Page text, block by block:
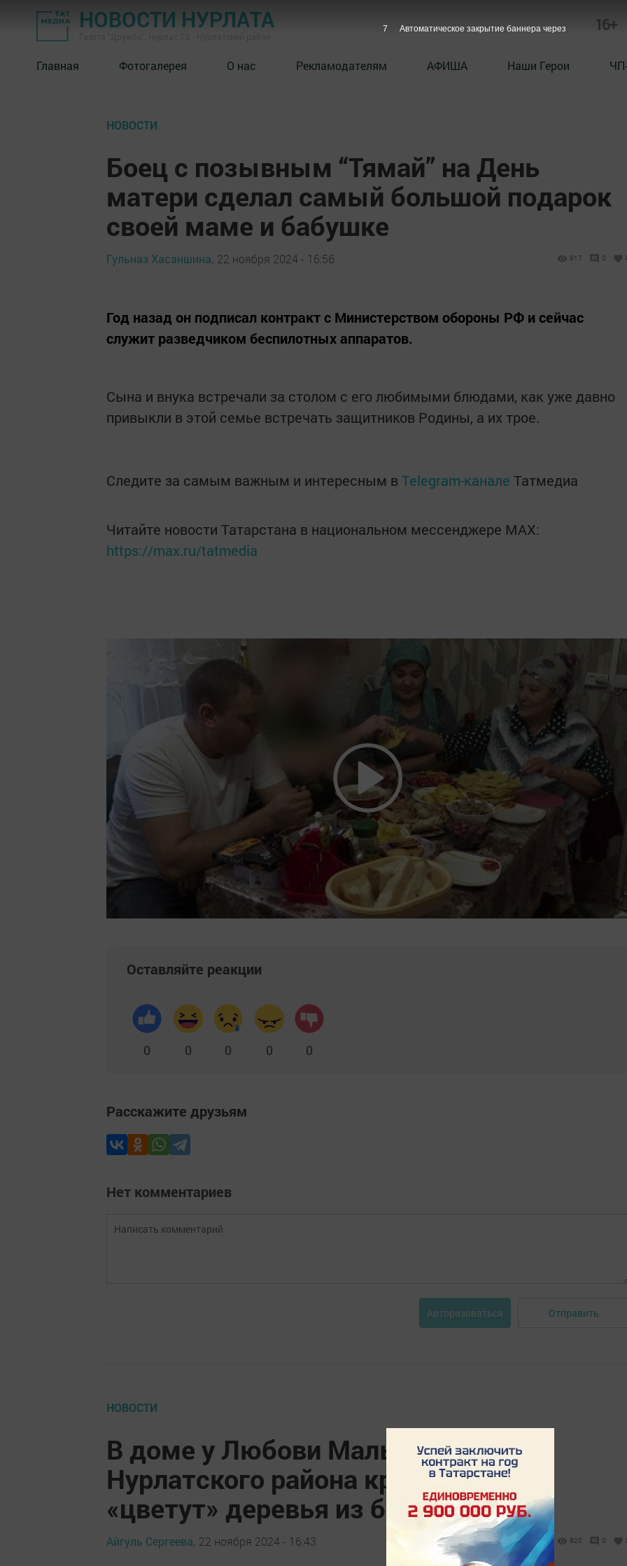
НОВОСТИ НУРЛАТА 16+
Главная Фотогалерея О нас Рекламодателям АФИША Наши Герои
НОВОСТИ
Боец с позывным “Тямай” на День
матери сделал самый большой подарок
своей маме и бабушке
Гульназ Хасаншина, 22 ноября 2024 - 16:56 917 0
Год назад он подписал контракт с Министерством обороны РФ и сейчас
служит разведчиком беспилотных аппаратов.
Сына и внука встречали за столом с его любимыми блюдами, как уже давно
привыкли в этой семье встречать защитников Родины, а их трое.
Следите за самым важным и интересным в Telegram-канале Татмедиа
Читайте новости Татарстана в национальном мессенджере MАХ:
https://max.ru/tatmedia
Оставляйте реакции
0 0 0 0 0
Расскажите друзьям
Нет комментариев
Авторизоваться Отправить
НОВОСТИ
В доме у Любови Малышевой из
Нурлатского района круглый год
«цветут» деревья из бисера
Айгуль Сергеева, 22 ноября 2024 - 16:43 820 0
5 Автоматическое закрытие баннера через